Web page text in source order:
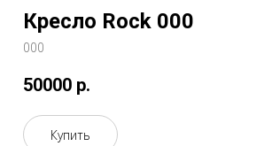
Кресло Rock 000
000
50000 р.
Купить